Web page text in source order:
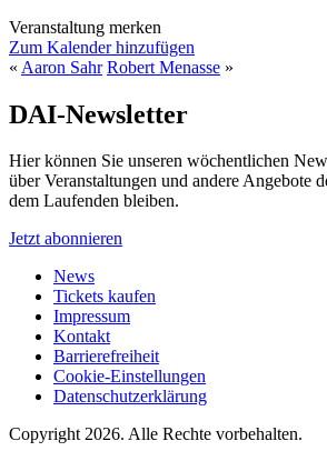
Veranstaltung merken
Zum Kalender hinzufügen
« Aaron Sahr Robert Menasse »
DAI-Newsletter
Hier können Sie unseren wöchentlichen
über Veranstaltungen und andere Angebote
dem Laufenden bleiben.
Jetzt abonnieren
News
Tickets kaufen
Impressum
Kontakt
Barrierefreiheit
Cookie-Einstellungen
Datenschutzerklärung
Copyright 2026. Alle Rechte vorbehalten.